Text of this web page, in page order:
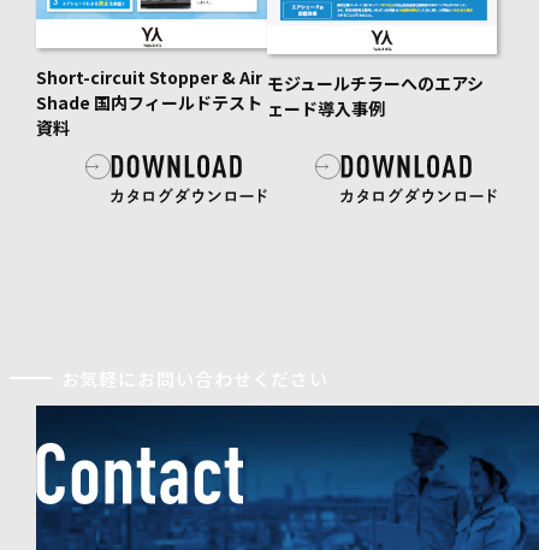
Short-circuit Stopper & Air
Shade 国内フィールドテスト
資料
モジュールチラーへのエアシ
ェード導入事例